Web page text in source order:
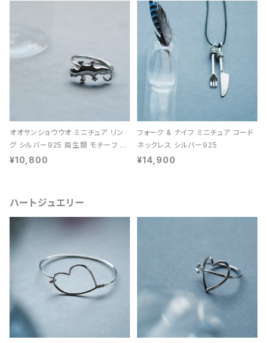
オオサンショウウオ ミニチュア リン
グ シルバー925 両生類 モチーフ レ
ディース ユニセックス
¥10,800
フォーク & ナイフ ミニチュア コード
ネックレス シルバー925
¥14,900
ハートジュエリー